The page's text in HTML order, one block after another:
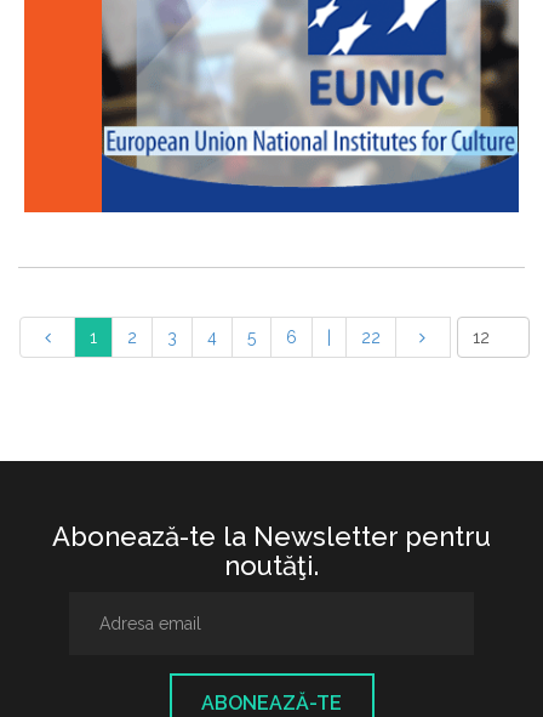
1 2 3 4 5 6 22
Abonează-te la Newsletter pentru
noutăţi.
ABONEAZĂ-TE